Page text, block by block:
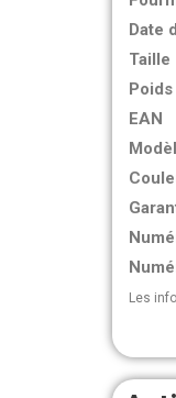
Date
Taille
Poids
EAN
Les